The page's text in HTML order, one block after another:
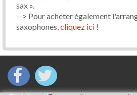
sax ».
--> Pour acheter également
saxophones,cliquez ici !